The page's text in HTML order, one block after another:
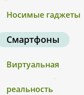
Носимые гаджеты
Смартфоны
Виртуальная
реальность